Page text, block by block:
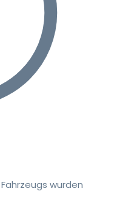
wurden